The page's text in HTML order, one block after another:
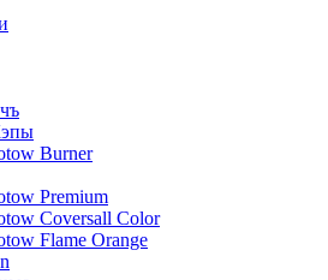
Burner
Premium
Coversall Color
Flame Orange